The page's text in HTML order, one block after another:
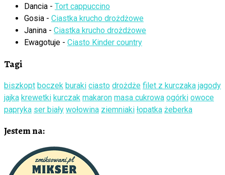
Dancia - Tort cappuccino
Gosia - Ciastka krucho drożdżowe
Janina - Ciastka krucho drożdżowe
Ewagotuje - Ciasto Kinder country
Tagi
biszkopt boczek buraki ciasto drożdże filet z kurczaka jagody
jajka krewetki kurczak makaron masa cukrowa ogórki owoce
papryka ser biały wołowina ziemniaki łopatka żeberka
Jestem na: